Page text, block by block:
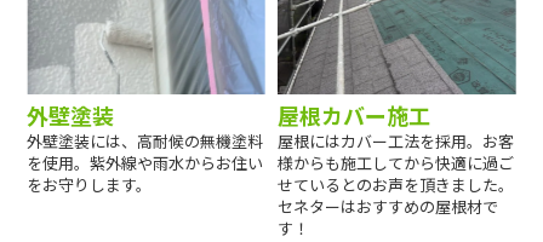
外壁塗装
外壁塗装には、高耐候の無機塗料
を使用。紫外線や雨水からお住い
をお守りします。
屋根カバー施工
屋根にはカバー工法を採用。お客
様からも施工してから快適に過ご
せているとのお声を頂きました。
セネターはおすすめの屋根材で
す！